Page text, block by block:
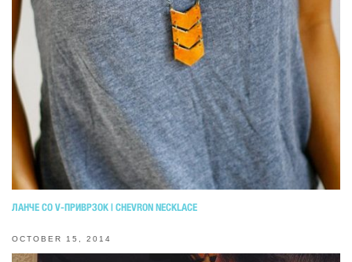
ЛАНЧЕ СО V-ПРИВРЗОК | CHEVRON NECKLACE
OCTOBER 15, 2014